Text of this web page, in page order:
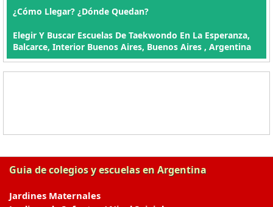
¿Cómo Llegar? ¿Dónde Quedan?
Elegir Y Buscar Escuelas De Taekwondo En La Esperanza,
Balcarce, Interior Buenos Aires, Buenos Aires , Argentina
Guia de colegios y escuelas en Argentina
Jardines Maternales